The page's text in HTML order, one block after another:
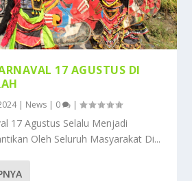
17 AGUSTUS DI
| News | 0 |
17 Agustus Selalu Menjadi
Oleh Seluruh Masyarakat Di...